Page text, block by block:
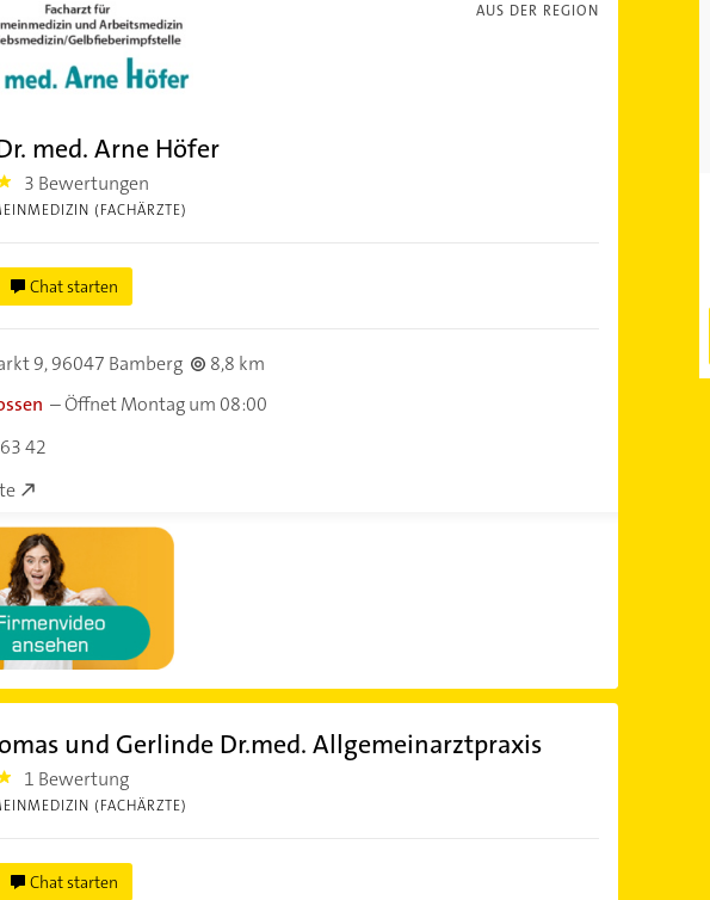
AUS DER REGION
med. Arne Höfer
3 Bewertungen
(FACHÄRZTE)
Chat starten
9,96047 Bamberg
8,8 km
–Öffnet Montag um 08:00
42
und Gerlinde Dr.med. Allgemeinarztpraxis
1 Bewertung
(FACHÄRZTE)
Chat starten